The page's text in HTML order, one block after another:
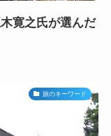
寛之氏が選んだ
旅のキーワード